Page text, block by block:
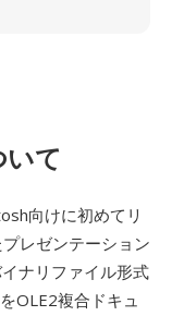
て
向けに初めてリ
レゼンテーション
ナリファイル形式
OLE2複合ドキュ